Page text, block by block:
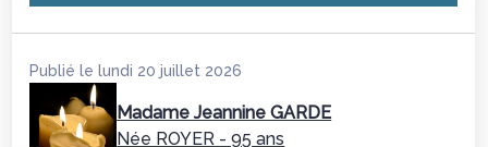
Publié le lundi 20 juillet 2026
Madame Jeannine GARDE
Née ROYER - 95 ans